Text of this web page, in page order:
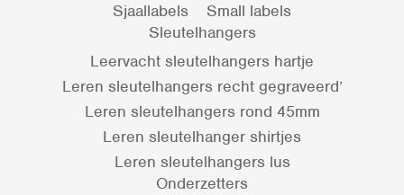
Sjaallabels
Small labels
Sleutelhangers
Leervacht sleutelhangers hartje
Leren sleutelhangers recht gegraveerd’
Leren sleutelhangers rond 45mm
Leren sleutelhanger shirtjes
Leren sleutelhangers lus
Onderzetters